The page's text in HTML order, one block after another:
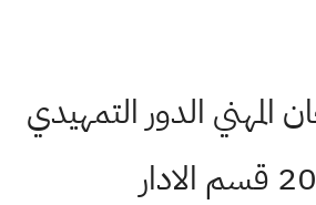
المهني الدور التمهيدي